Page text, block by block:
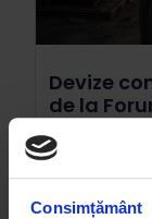
Consimțământ
Devize
de la
Introducere:
cursă pentru